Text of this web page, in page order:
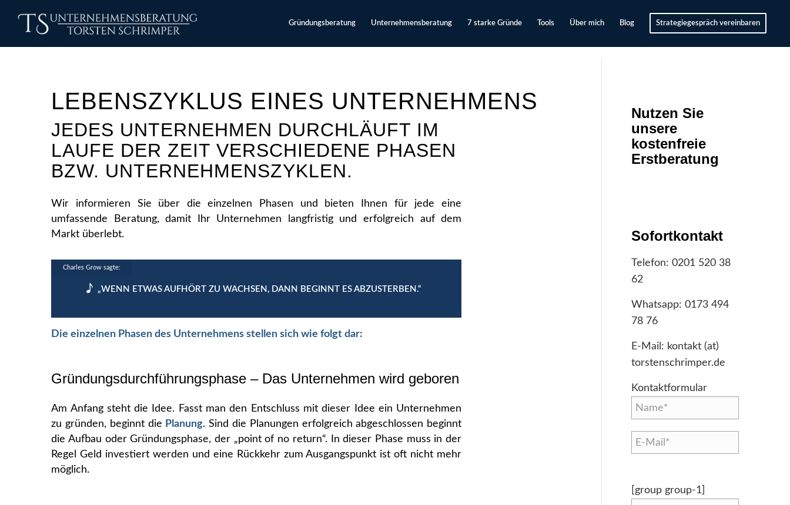
Gründungsberatung Unternehmensberatung 7 starke Gründe Tools Über mich Blog Strategiegespräch vereinbaren
LEBENSZYKLUS EINES UNTERNEHMENS
JEDES UNTERNEHMEN DURCHLÄUFT IM
LAUFE DER ZEIT VERSCHIEDENE PHASEN
BZW. UNTERNEHMENSZYKLEN.
Wir informieren Sie über die einzelnen Phasen und bieten Ihnen für jede eine
umfassende Beratung, damit Ihr Unternehmen langfristig und erfolgreich auf dem
Markt überlebt.
Charles Grow sagte:
„WENN ETWAS AUFHÖRT ZU WACHSEN, DANN BEGINNT ES ABZUSTERBEN.“
Die einzelnen Phasen des Unternehmens stellen sich wie folgt dar:
Gründungsdurchführungsphase – Das Unternehmen wird geboren
Am Anfang steht die Idee. Fasst man den Entschluss mit dieser Idee ein Unternehmen
zu gründen, beginnt die Planung. Sind die Planungen erfolgreich abgeschlossen beginnt
die Aufbau oder Gründungsphase, der „point of no return“. In dieser Phase muss in der
Regel Geld investiert werden und eine Rückkehr zum Ausgangspunkt ist oft nicht mehr
möglich.
Nutzen Sie
unsere
kostenfreie
Erstberatung
Sofortkontakt
Telefon: 0201 520 38
62
Whatsapp: 0173 494
78 76
E-Mail: kontakt (at)
torstenschrimper.de
Kontaktformular
[group group-1]